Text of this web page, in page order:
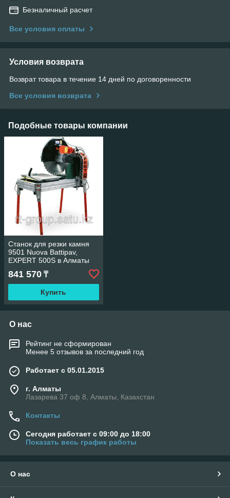
Безналичный расчет
Все условия оплаты
Условия возврата
Возврат товара в течение 14 дней по договоренности
Все условия возврата
Подобные товары компании
Станок для резки камня
9501 Nuova Battipav,
EXPERT 500S в Алматы
841 570 ₸
Купить
О нас
Рейтинг не сформирован
Менее 5 отзывов за последний год
Работает с 05.01.2015
г. Алматы
Лазарева 37 оф 8, Алматы, Казахстан
Контакты
Сегодня работает с 09:00 до 18:00
Показать весь график работы
О нас